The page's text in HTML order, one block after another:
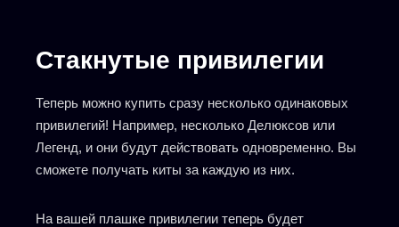
Стакнутые привилегии
Теперь можно купить сразу несколько одинаковых
привилегий! Например, несколько Делюксов или
Легенд, и они будут действовать одновременно. Вы
сможете получать киты за каждую из них.
На вашей плашке привилегии теперь будет